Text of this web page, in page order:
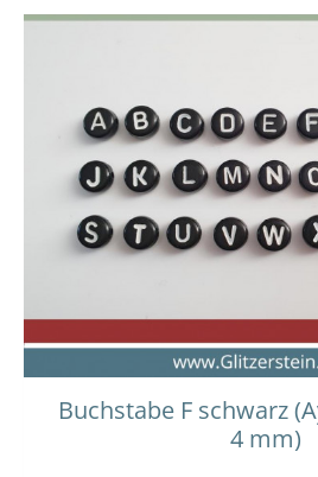
Buchstabe F schwarz
4 mm)